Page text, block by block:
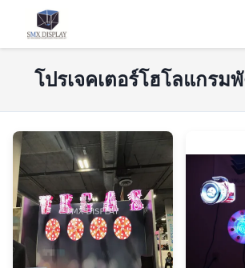
โปรเจคเตอร์โฮโลแกรม